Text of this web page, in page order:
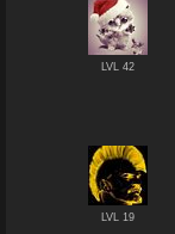
LVL 42
LVL 19